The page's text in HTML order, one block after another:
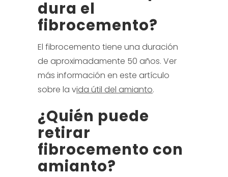
dura el
fibrocemento?
El fibrocemento tiene una duración
de aproximadamente 50 años. Ver
más información en este artículo
sobre la vida útil del amianto.
¿Quién puede
retirar
fibrocemento con
amianto?